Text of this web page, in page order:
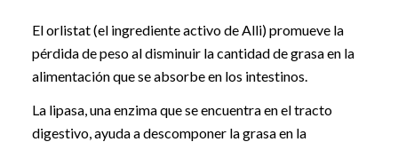
El orlistat (el ingrediente activo de Alli) promueve la
pérdida de peso al disminuir la cantidad de grasa en la
alimentación que se absorbe en los intestinos.
La lipasa, una enzima que se encuentra en el tracto
digestivo, ayuda a descomponer la grasa en la